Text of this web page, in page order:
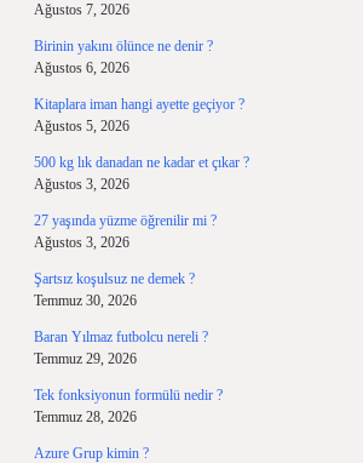
Ağustos 7, 2026
Birinin yakını ölünce ne denir ?
Ağustos 6, 2026
Kitaplara iman hangi ayette geçiyor ?
Ağustos 5, 2026
500 kg lık danadan ne kadar et çıkar ?
Ağustos 3, 2026
27 yaşında yüzme öğrenilir mi ?
Ağustos 3, 2026
Şartsız koşulsuz ne demek ?
Temmuz 30, 2026
Baran Yılmaz futbolcu nereli ?
Temmuz 29, 2026
Tek fonksiyonun formülü nedir ?
Temmuz 28, 2026
Azure Grup kimin ?